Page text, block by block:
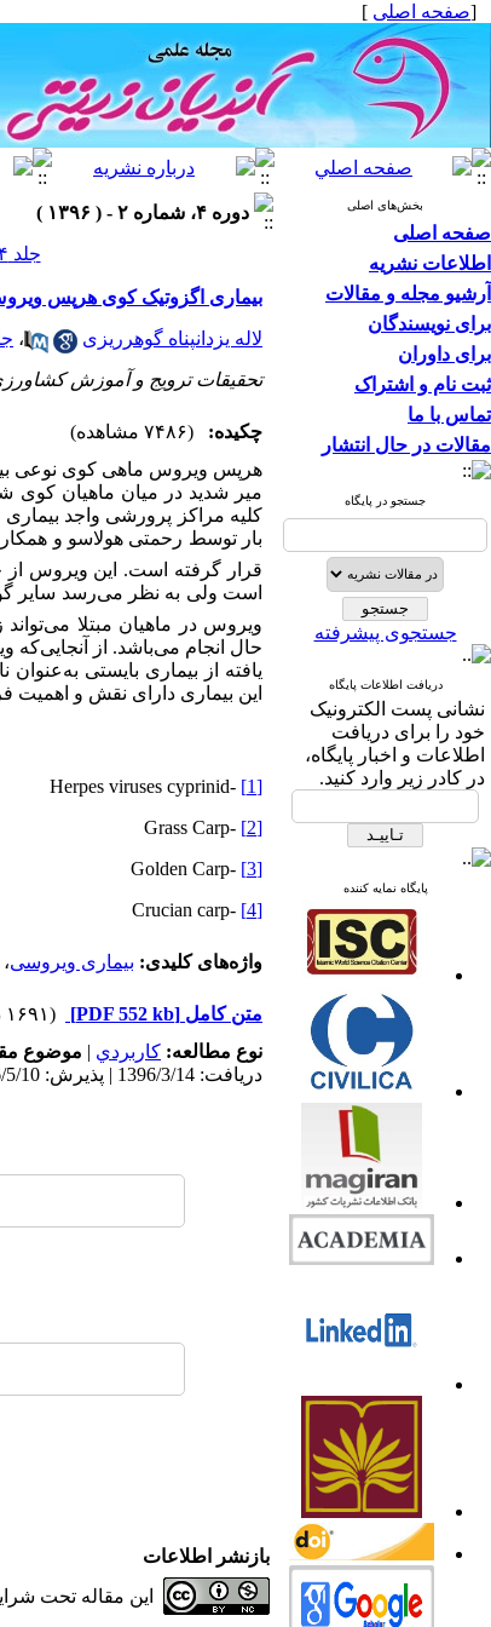
[صفحه اصلی ]
بخش‌های اصلی
صفحه اصلی
اطلاعات نشریه
آرشیو مجله و مقالات
برای نویسندگان
برای داوران
ثبت نام و اشتراک
تماس با ما
مقالات در حال انتشار
جستجو در پایگاه
جستجوی پیشرفته
دریافت اطلاعات پایگاه
نشانی پست الکترونیک
خود را برای دریافت
اطلاعات و اخبار پایگاه،
در کادر زیر وارد کنید.
پایگاه نمایه کننده
دوره ۴، شماره ۲ - ( ۱۳۹۶ )
جلد ۴ شماره ۲ صفحات ۱۷-۱۳
بیماری اگزوتیک کوی هرپس
لاله یزدانپناه گوهرریزی ،
تحقیقات ترویج و آموزش
چکیده:
(۷۴۸۶ مشاهده)
هرپس ویروس ماهی کوی نوعی
میر شدید در میان ماهیان کوی
کلیه مراکز پرورشی واجد
قرار گرفته است. این ویروس از
است ولی به نظر می‌رسد سایر
ویروس در ماهیان مبتلا
حال انجام می‌باشد. از آنجایی‌که
یافته از بیماری بایستی
این بیماری دارای نقش و اهمیت
[1]
-Herpes viruses cyprinid
[2]
-Grass Carp
[3]
-Golden Carp
[4]
-Crucian carp
واژه‌های کلیدی: بیماری ویروسی،
متن کامل [PDF 552 kb]
(۱۶۹۱ دریافت)
نوع مطالعه: كاربردي | موضوع
دریافت: 1396/3/14 | پذیرش: 1396/5/10 | انتشار: 1396/5/10
بازنشر اطلاعات
این مقاله تحت